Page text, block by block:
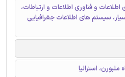
و فناوری اطلاعات و ارتباطات،
سیستم های اطلاعات جغرافیایی
استرالیا